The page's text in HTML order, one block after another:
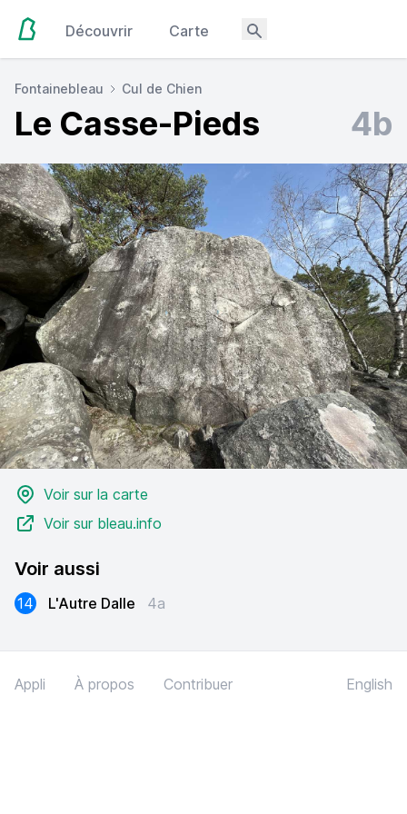
Découvrir Carte
Fontainebleau Cul de Chien
Le Casse-Pieds 4b
Voir sur la carte
Voir sur bleau.info
Voir aussi
14 L'Autre Dalle 4a
Appli À propos Contribuer English